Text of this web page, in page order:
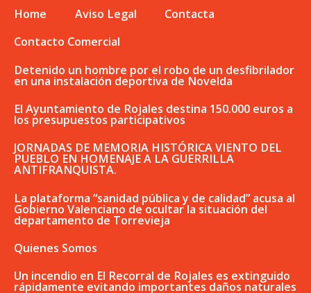
Home Aviso Legal
Contacta
Contacto Comercial
Detenido un hombre por el robo de un desfibrilador
en una instalación deportiva de Novelda
El Ayuntamiento de Rojales destina 150.000 euros a
los presupuestos participativos
JORNADAS DE MEMORIA HISTÓRICA VIENTO DEL
PUEBLO EN HOMENAJE A LA GUERRILLA
ANTIFRANQUISTA.
La plataforma “sanidad pública y de calidad” acusa al
Gobierno Valenciano de ocultar la situación del
departamento de Torrevieja
Quienes Somos
Un incendio en El Recorral de Rojales es extinguido
rápidamente evitando importantes daños naturales